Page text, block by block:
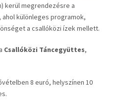
kerül megrendezésre a
, ahol különleges programok,
a csallóközi ízek mellett.
Csallóközi Táncegyüttes,
8 euró, helyszínen 10